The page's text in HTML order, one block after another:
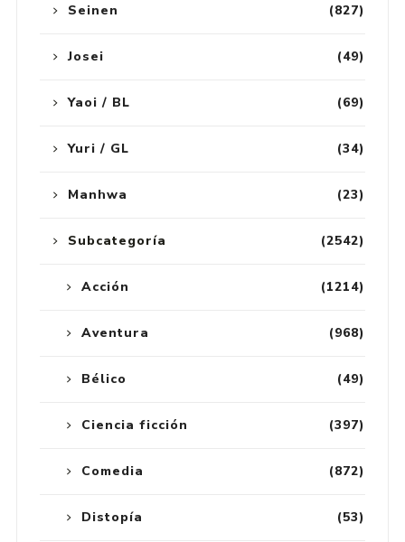
(827)
Seinen
(49)
Josei
(69)
Yaoi / BL
(34)
Yuri / GL
(23)
Manhwa
(2542)
Subcategoría
(1214)
Acción
(968)
Aventura
(49)
Bélico
(397)
Ciencia ficción
(872)
Comedia
(53)
Distopía